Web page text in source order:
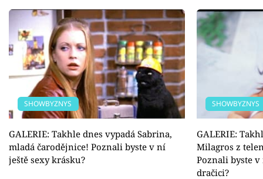
SHOWBYZNYS
GALERIE: Takhle dnes vypadá Sabrina,
mladá čarodějnice! Poznali byste v ní
ještě sexy krásku?
SHOWBYZNYS
GALERIE:
Milagros z
Poznali byste
dračici?